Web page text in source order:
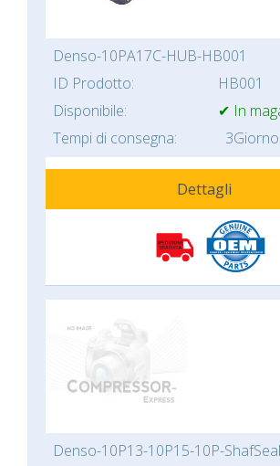
Denso-10PA17C-HUB-HB001
ID Prodotto:
HB001
Disponibile:
✔ In
Tempi di consegna:
3Giorno
Dettagli
Denso-10P13-10P15-10P-